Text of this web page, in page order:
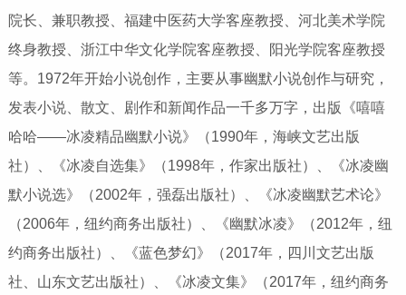
院长、兼职教授、福建中医药大学客座教授、河北美术学院
终身教授、浙江中华文化学院客座教授、阳光学院客座教授
等。1972年开始小说创作，主要从事幽默小说创作与研究，
发表小说、散文、剧作和新闻作品一千多万字，出版《嘻嘻
哈哈——冰凌精品幽默小说》（1990年，海峡文艺出版
社）、《冰凌自选集》（1998年，作家出版社）、《冰凌幽
默小说选》（2002年，强磊出版社）、《冰凌幽默艺术论》
（2006年，纽约商务出版社）、《幽默冰凌》（2012年，纽
约商务出版社）、《蓝色梦幻》（2017年，四川文艺出版
社、山东文艺出版社）、《冰凌文集》（2017年，纽约商务